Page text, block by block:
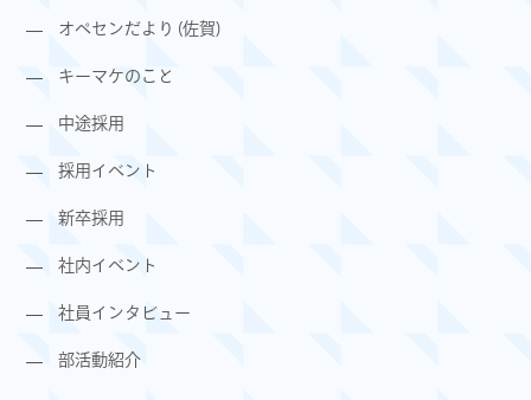
オペセンだより (佐賀)
キーマケのこと
中途採用
採用イベント
新卒採用
社内イベント
社員インタビュー
部活動紹介